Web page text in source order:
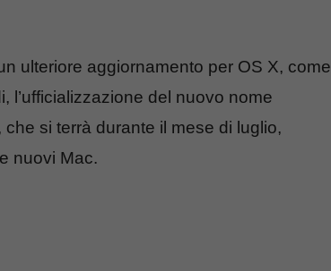
ulteriore aggiornamento per OS X, come
l’ufficializzazione del nuovo nome
, che si terrà durante il mese di luglio,
nuovi Mac.